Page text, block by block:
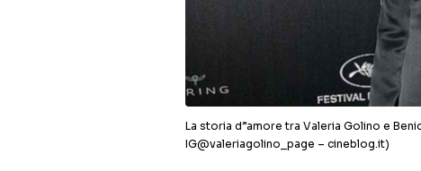
La storia d”amore tra Valeria Golino e
IG@valeriagolino_page – cineblog.it)